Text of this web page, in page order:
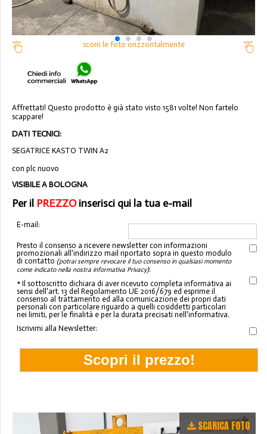
scorri le foto orizzontalmente
Affrettati! Questo prodotto è già stato visto 1581 volte! Non fartelo
scappare!
DATI TECNICI:
SEGATRICE KASTO TWIN A2
con plc nuovo
VISIBILE A BOLOGNA
Per il PREZZOinserisci qui la tua e-mail
E-mail:
Presto il consenso a ricevere newsletter con informazioni
promozionali all'indirizzo mail riportato sopra in questo modulo
di contatto (potrai sempre revocare il tuo consenso in qualsiasi momento
come indicato nella nostra informativa Privacy):
* Il sottoscritto dichiara di aver ricevuto completa informativa ai
sensi dell'art. 13 del Regolamento UE 2016/679 ed esprime il
consenso al trattamento ed alla comunicazione dei propri dati
personali con particolare riguardo a quelli cosiddetti particolari
nei limiti, per le finalità e per la durata precisati nell'informativa.
Iscrivimi alla Newsletter:
SCARICA FOTO